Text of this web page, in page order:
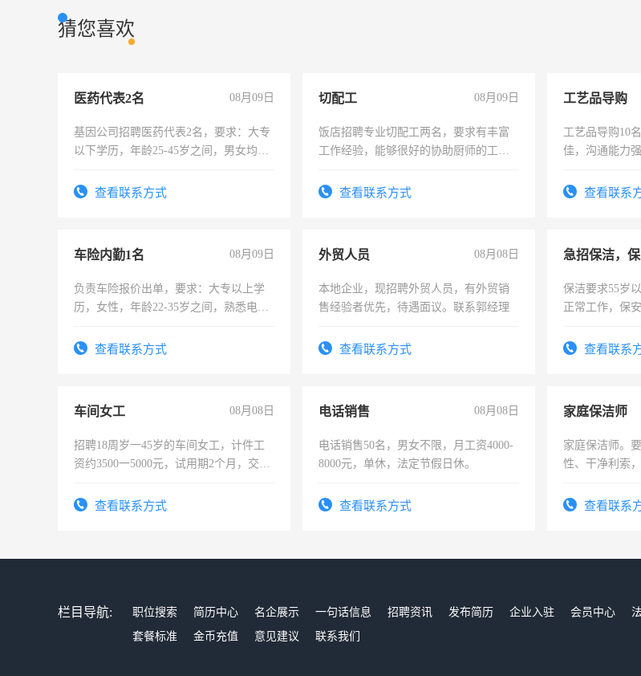
猜您喜欢
医药代表2名 08月09日
基因公司招聘医药代表2名，要求：大专
以下学历，年龄25-45岁之间，男女均
表或者有医学资质的优先，底薪+绩效，
查看联系方式
切配工 08月09日
饭店招聘专业切配工两名，要求有丰富
工作经验，能够很好的协助厨师的工
4500。查看联系方式
工艺品导购
工艺品导购10
佳，沟通能力
查看联系
车险内勤1名 08月09日
负责车险报价出单，要求：大专以上学
历，女性，年龄22-35岁之间，熟悉电脑
试用期1-3个月，转正后交纳五险，
查看联系方式
外贸人员 08月08日
本地企业，现招聘外贸人员，有外贸销
售经验者优先，待遇面议。联系郭经理
查看联系方式
保洁要求55岁
正常工作，保
录，客服要求
查看联系
车间女工 08月08日
招聘18周岁一45岁的车间女工，计件工
资约3500一5000元，试用期2个月，交五
查看联系方式
电话销售 08月08日
电话销售50名，男女不限，月工资4000-
8000元，单休，法定节假日休。
查看联系方式
家庭保洁师
家庭保洁师。
性、干净利索
太太等。查看联系
栏目导航: 职位搜索 简历中心 名企展示 一句话信息 招聘资讯 发布简历 企业入驻 会员中心
套餐标准
金币充值 意见建议 联系我们